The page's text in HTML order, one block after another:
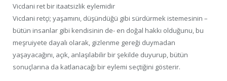
Vicdani ret bir itaatsizlik eylemidir
Vicdani retçi; yaşamını, düşündüğü gibi sürdürmek istemesinin –
bütün insanlar gibi kendisinin de- en doğal hakkı olduğunu, bu
meşruiyete dayalı olarak, gizlenme gereği duymadan
yaşayacağını, açık, anlaşılabilir bir şekilde duyurup, bütün
sonuçlarına da katlanacağı bir eylemi seçtiğini gösterir.